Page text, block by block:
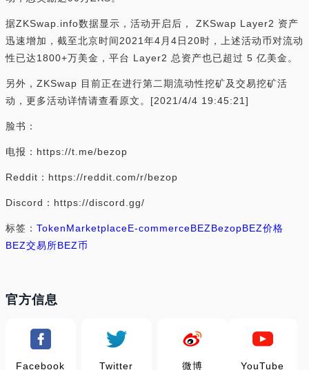
据ZKSwap.info数据显示，活动开启后， ZKSwap Layer2 资产
迅速增加，截至北京时间2021年4月4日20时，上述活动币对流动
性已达1800+万美金，平台 Layer2 总资产也已超过 5 亿美金。
另外，ZKSwap 目前正在进行第二期流动性挖矿及交易挖矿活
动，更多活动详情请查看原文。[2021/4/4 19:45:21]
脸书：
电报：https://t.me/bezop
Reddit：https://reddit.com/r/bezop
Discord：https://discord.gg/
标签： TokenMarketplaceE-commerceBEZBezopBEZ价格
BEZ交易所BEZ币
官方信息
Facebook Twitter 微博 YouTube